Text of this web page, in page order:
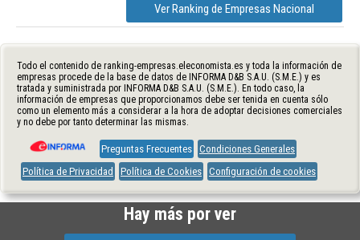
Ver Ranking de Empresas Nacional
Todo el contenido de ranking-empresas.eleconomista.es y toda la información de
empresas procede de la base de datos de INFORMA D&B S.A.U. (S.M.E.) y es
tratada y suministrada por INFORMA D&B S.A.U. (S.M.E.). En todo caso, la
información de empresas que proporcionamos debe ser tenida en cuenta sólo
como un elemento más a considerar a la hora de adoptar decisiones comerciales
y no debe por tanto determinar las mismas.
Preguntas Frecuentes Condiciones Generales
Política de Privacidad
Política de Cookies Configuración de cookies
Hay más por ver